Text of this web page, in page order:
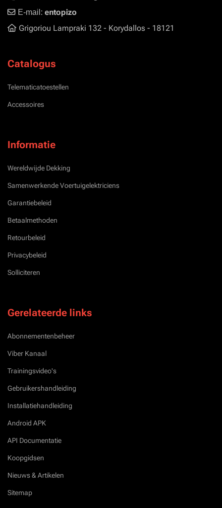
E-mail: entopizo
Grigoriou Lampraki 132 - Korydallos - 18121
Catalogus
Telematicatoestellen
Accessoires
Informatie
Wereldwijde Dekking
Samenwerkende Voertuigelektriciens
Garantiebeleid
Betaalmethoden
Retourbeleid
Privacybeleid
Solliciteren
Gerelateerde links
Abonnementenbeheer
Viber Kanaal
Trainingsvideo's
Gebruikershandleiding
Installatiehandleiding
Android APK
API Documentatie
Koopgidsen
Nieuws & Artikelen
Sitemap